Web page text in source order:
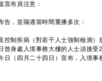
宣布員注意：
告，並隔適當時間重播多次：
制疾病（對若干人士強制檢測）
曾身處入境事務大樓的人士須接受
日（四月二十四日）宣布，入境事